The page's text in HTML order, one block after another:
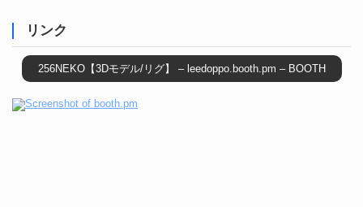
リンク
256NEKO【3Dモデル/リグ】 – leedoppo.booth.pm – BOOTH